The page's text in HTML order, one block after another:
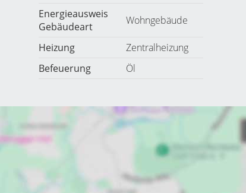
Energieausweis
Gebäudeart
Wohngebäude
Heizung
Zentralheizung
Befeuerung
Öl